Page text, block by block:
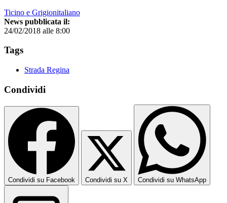
Ticino e Grigionitaliano
News pubblicata il:
24/02/2018 alle 8:00
Tags
Strada Regina
Condividi
Condividi su Facebook Condividi su X Condividi su WhatsApp